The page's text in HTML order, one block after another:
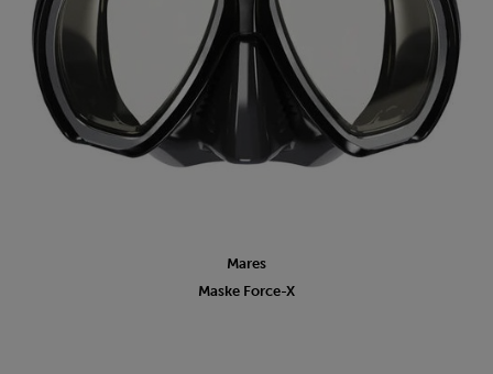
Mares
Maske Force-X